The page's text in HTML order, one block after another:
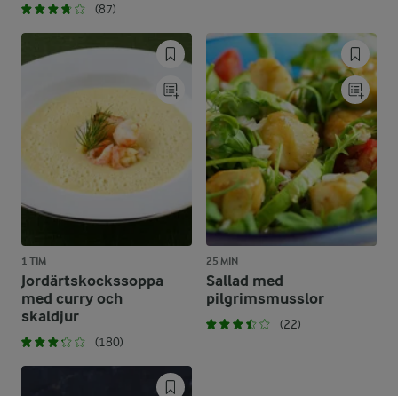
(87)
1 TIM
Jordärtskockssoppa
med curry och
skaldjur
(180)
25 MIN
Sallad med
pilgrimsmusslor
(22)